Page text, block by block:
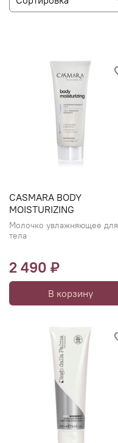
CASMARA BODY
MOISTURIZING
Молочко увлажняющее для
тела
2 490 ₽
В корзину